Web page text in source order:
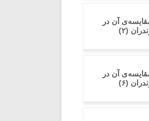
آن در
(۲)
آن در
(۶)